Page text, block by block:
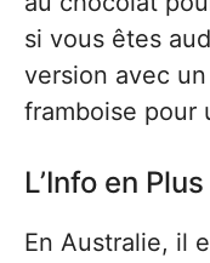
si vous êtes
version avec
framboise pour
L’Info en Plus
En Australie, il